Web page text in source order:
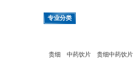
专业分类
贵细 中药饮片 贵细中药饮片